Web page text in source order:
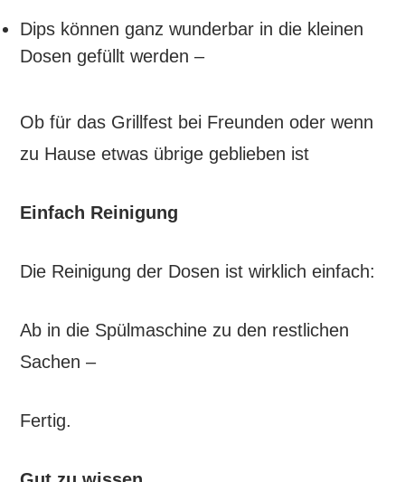
Dips können ganz wunderbar in die kleinen
Dosen gefüllt werden –
Ob für das Grillfest bei Freunden oder wenn
zu Hause etwas übrige geblieben ist
Einfach Reinigung
Die Reinigung der Dosen ist wirklich einfach:
Ab in die Spülmaschine zu den restlichen
Sachen –
Fertig.